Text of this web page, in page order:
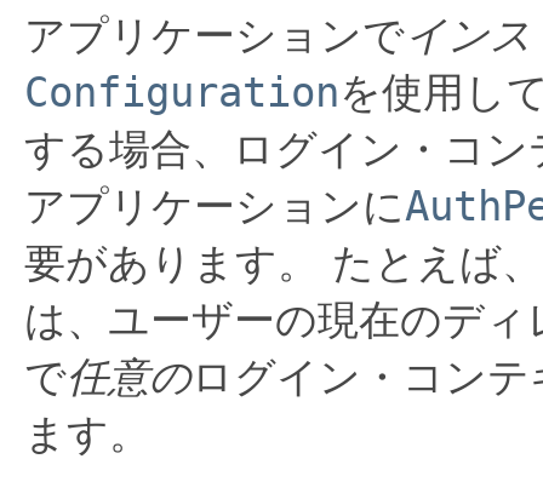
アプリケーションでイン
Configurationを使用し
する場合、ログイン・コ
アプリケーションに
要があります。
たとえば
は、ユーザーの現在のデ
で任意のログイン・コン
ます。